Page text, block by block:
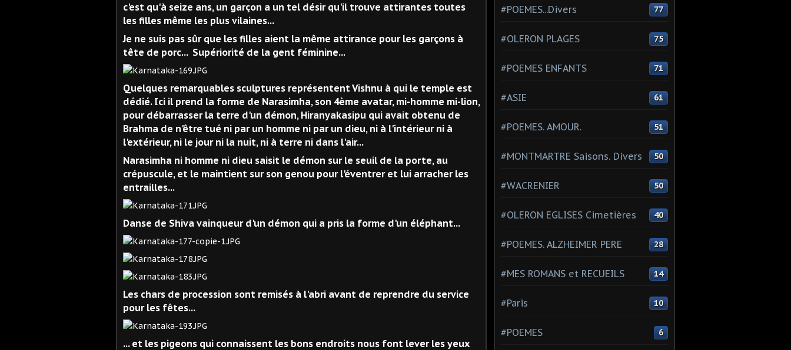
c'est qu'à seize ans, un garçon a un tel désir qu'il trouve attirantes toutes
les filles même les plus vilaines...
Je ne suis pas sûr que les filles aient la même attirance pour les garçons à
tête de porc... Supériorité de la gent féminine...
Quelques remarquables sculptures représentent Vishnu à qui le temple est
dédié. Ici il prend la forme de Narasimha, son 4ème avatar, mi-homme mi-lion,
pour débarrasser la terre d'un démon, Hiranyakasipu qui avait obtenu de
Brahma de n'être tué ni par un homme ni par un dieu, ni à l'intérieur ni à
l'extérieur, ni le jour ni la nuit, ni à terre ni dans l'air...
Narasimha ni homme ni dieu saisit le démon sur le seuil de la porte, au
crépuscule, et le maintient sur son genou pour l'éventrer et lui arracher les
entrailles...
Danse de Shiva vainqueur d'un démon qui a pris la forme d'un éléphant...
Les chars de procession sont remisés à l'abri avant de reprendre du service
pour les fêtes...
... et les pigeons qui connaissent les bons endroits nous font lever les yeux
#POEMES...Divers 77
#OLERON PLAGES 75
#POEMES ENFANTS 71
#ASIE 61
#POEMES. AMOUR. 51
#MONTMARTRE Saisons. Divers 50
#WACRENIER 50
#OLERON EGLISES Cimetières 40
#POEMES. ALZHEIMER PERE 28
#MES ROMANS et RECUEILS 14
#Paris 10
#POEMES 6